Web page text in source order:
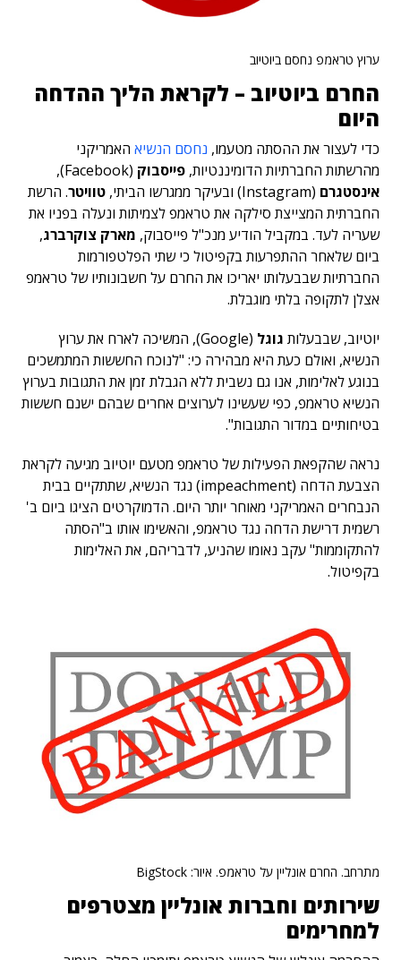
ערוץ טראמפ נחסם ביוטיוב
החרם ביוטיוב – לקראת הליך ההדחה
היום
כדי לעצור את ההסתה מטעמו, נחסם הנשיא האמריקני
מהרשתות החברתיות הדומיננטיות, פייסבוק (Facebook),
אינסטגרם (Instagram) ובעיקר ממגרשו הביתי, טוויטר. הרשת
החברתית המצייצת סילקה את טראמפ לצמיתות ונעלה בפניו את
שעריה לעד. במקביל הודיע מנכ"ל פייסבוק, מארק צוקרברג,
ביום שלאחר ההתפרעות בקפיטול כי שתי הפלטפורמות
החברתיות שבבעלותו יאריכו את החרם על חשבונותיו של טראמפ
אצלן לתקופה בלתי מוגבלת.
יוטיוב, שבבעלות גוגל
(Google), המשיכה לארח את ערוץ
הנשיא, ואולם כעת היא מבהירה כי: "לנוכח החששות המתמשכים
בנוגע לאלימות, אנו גם נשבית ללא הגבלת זמן את התגובות בערוץ
הנשיא טראמפ, כפי שעשינו לערוצים אחרים שבהם ישנם חששות
בטיחותיים במדור התגובות".
נראה שהקפאת הפעילות של טראמפ מטעם יוטיוב מגיעה לקראת
הצבעת הדחה (impeachment) נגד הנשיא, שתתקיים בבית
הנבחרים האמריקני מאוחר יותר היום. הדמוקרטים הציגו ביום ב'
רשמית דרישת הדחה נגד טראמפ, והאשימו אותו ב"הסתה
להתקוממות" עקב נאומו שהניע, לדבריהם, את האלימות
בקפיטול.
מתרחב. החרם אונליין על טראמפ. איור: BigStock
שירותים וחברות אונליין מצטרפים
למחרימים